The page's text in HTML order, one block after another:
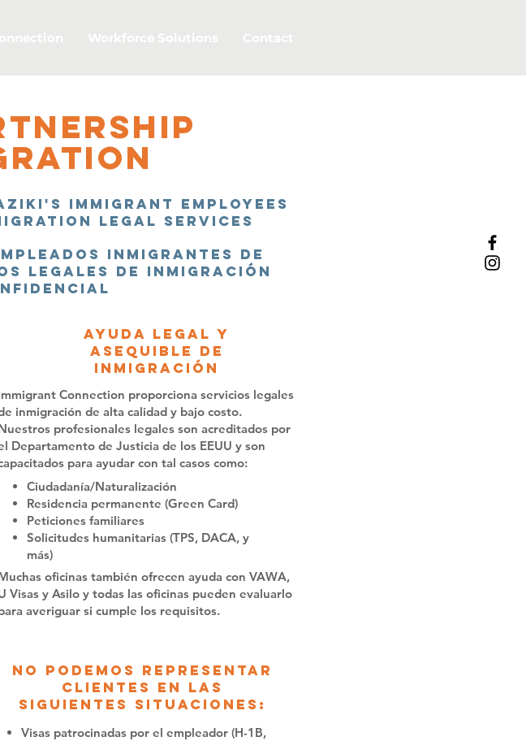
immigrant employees
legal services
inmigrantes de
legales de inmigración
Ayuda legal y
asequible de
inmigración
Connection proporciona servicios legales
inmigración de alta calidad y bajo costo.
profesionales legales son acreditados por
Departamento de Justicia de los EEUU y son
para ayudar con tal casos como:
Ciudadanía/Naturalización
Residencia permanente (Green Card)
Peticiones familiares
Solicitudes humanitarias (TPS, DACA, y
más)
oficinas también ofrecen ayuda con VAWA,
Visas y Asilo y todas las oficinas pueden evaluarlo
averiguar si cumple los requisitos.
No podemos representar
clientes en las
siguientes situaciones:
Visas patrocinadas por el empleador (H-1B,